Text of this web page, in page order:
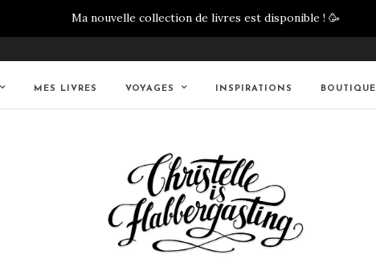
Ma nouvelle collection de livres est disponible ! 🥳
MES LIVRES VOYAGES INSPIRATIONS BOUTIQUE